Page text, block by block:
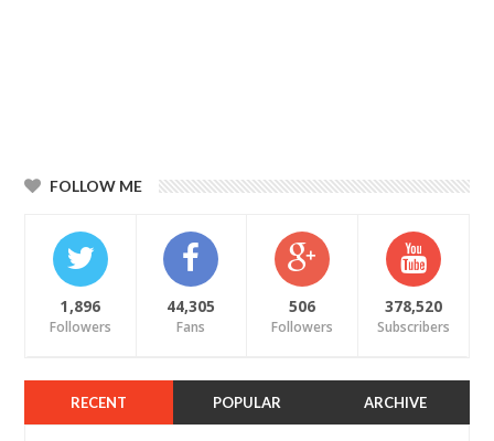
FOLLOW ME
1,896
Followers
44,305
Fans
506
Followers
378,520
Subscribers
RECENT POPULAR ARCHIVE